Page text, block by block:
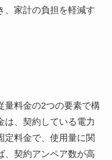
、家計の負担を軽減す
量料金の2つの要素で構
は、契約している電力
定料金で、使用量に関
、契約アンペア数が高